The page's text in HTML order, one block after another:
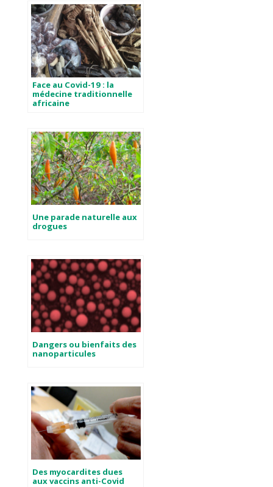
Face au Covid-19 : la
médecine traditionnelle
africaine
Une parade naturelle aux
drogues
Dangers ou bienfaits des
nanoparticules
Des myocardites dues
aux vaccins anti-Covid